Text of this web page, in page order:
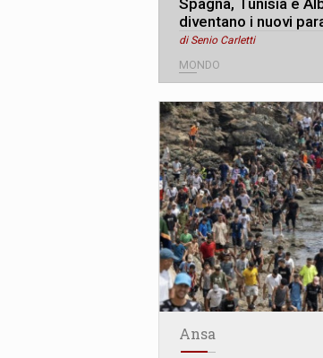
diventano i nuovi
di Senio Carletti
MONDO
Ansa